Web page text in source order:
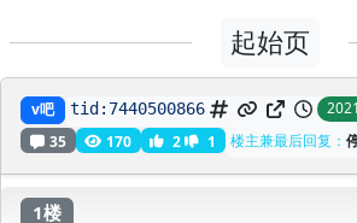
起始页
v吧 感觉😡这个表情很可爱友善，但
tid: 7440500866
35
170 2 1 楼主兼最后回复：
1楼